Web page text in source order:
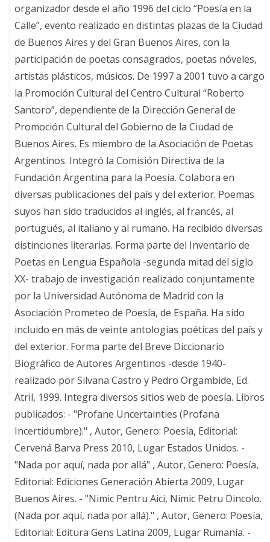
organizador desde el año 1996 del ciclo “Poesía en la
Calle”, evento realizado en distintas plazas de la Ciudad
de Buenos Aires y del Gran Buenos Aires, con la
participación de poetas consagrados, poetas nóveles,
artistas plásticos, músicos. De 1997 a 2001 tuvo a cargo
la Promoción Cultural del Centro Cultural “Roberto
Santoro”, dependiente de la Dirección General de
Promoción Cultural del Gobierno de la Ciudad de
Buenos Aires. Es miembro de la Asociación de Poetas
Argentinos. Integró la Comisión Directiva de la
Fundación Argentina para la Poesía. Colabora en
diversas publicaciones del país y del exterior. Poemas
suyos han sido traducidos al inglés, al francés, al
portugués, al italiano y al rumano. Ha recibido diversas
distinciones literarias. Forma parte del Inventario de
Poetas en Lengua Española -segunda mitad del siglo
XX- trabajo de investigación realizado conjuntamente
por la Universidad Autónoma de Madrid con la
Asociación Prometeo de Poesía, de España. Ha sido
incluido en más de veinte antologías poéticas del país y
del exterior. Forma parte del Breve Diccionario
Biográfico de Autores Argentinos -desde 1940-
realizado por Silvana Castro y Pedro Orgambide, Ed.
Atril, 1999. Integra diversos sitios web de poesía. Libros
publicados: - "Profane Uncertainties (Profana
Incertidumbre)." , Autor, Genero: Poesía, Editorial:
Cervená Barva Press 2010, Lugar Estados Unidos. -
"Nada por aquí, nada por allá" , Autor, Genero: Poesía,
Editorial: Ediciones Generación Abierta 2009, Lugar
Buenos Aires. - "Nimic Pentru Aici, Nimic Petru Dincolo.
(Nada por aquí, nada por allá)." , Autor, Genero: Poesía,
Editorial: Editura Gens Latina 2009, Lugar Rumania. -